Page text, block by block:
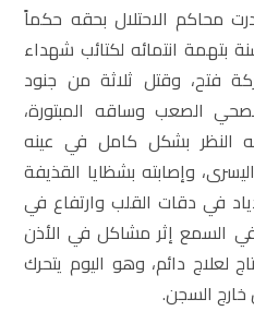
محاكم الاحتلال بحقه حكماً
المؤبد 3 مرات و30 سنة بتهمة انتمائه لكتائب شهداء
فتح، وقتل ثلاثة من جنود
الصعب وساقه المبتورة،
النظر بشكل كامل في عينه
وإصابته بشظايا القذيفة
في دقات القلب وارتفاع في
السمع إثر مشاكل في الأذن
لعلاج دائم، وهو اليوم يتحرك
السجن.